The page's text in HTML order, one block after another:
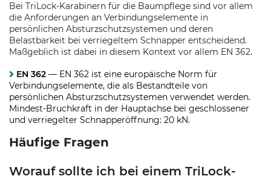
Bei TriLock-Karabinern für die Baumpflege sind vor allem
die Anforderungen an Verbindungselemente in
persönlichen Absturzschutzsystemen und deren
Belastbarkeit bei verriegeltem Schnapper entscheidend.
Maßgeblich ist dabei in diesem Kontext vor allem EN 362.
EN 362 — EN 362 ist eine europäische Norm für
Verbindungselemente, die als Bestandteile von
persönlichen Absturzschutzsystemen verwendet werden.
Mindest-Bruchkraft in der Hauptachse bei geschlossener
und verriegelter Schnapperöffnung: 20 kN.
Häufige Fragen
Worauf sollte ich bei einem TriLock-